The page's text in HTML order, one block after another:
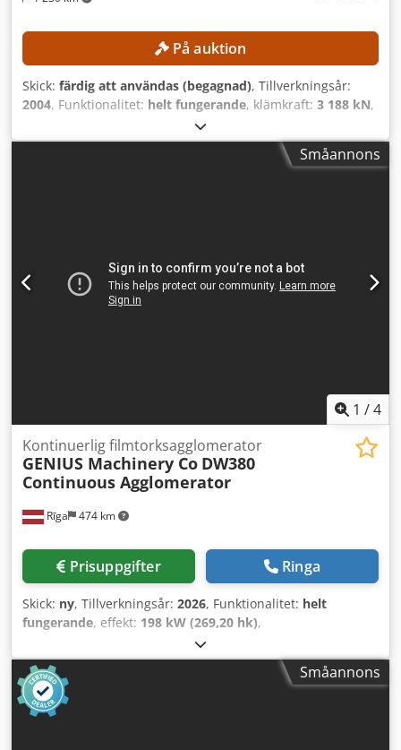
På auktion
Skick: färdig att användas (begagnad), Tillverkningsår:
2004, Funktionalitet: helt fungerande, klämkraft: 3 188 kN,
, skruvtransportörens diameter:
130 mm, produktionskapacitet:17 000 enhet/t, TEKNISKA
DETALJER Låsningstryck: 320 t Sprutvikt: 6 935 g
1881 (kort modell, 28 mm flaskhalsring, 1,5 liters flaskor)
Alternativ 2: 72 kärnsatser för 27,8 g PCO 1810 eller 1881
(kort modell, 28 mm flaskhalsring, 1,0 liters flaskor)
Småannons
1 /4
Rīga 474 km
Kontinuerlig filmtorksagglomerator
GENIUS Machinery Co DW380
Continuous Agglomerator
Prisuppgifter Ringa
Skick: ny, Tillverkningsår: 2026, Funktionalitet: helt
fungerande, effekt: 198 kW (269,20 hk),
Plastfilmskruvtorkar / Agglomeratorer är en avgörande del
av tvättlinjer för plastfilm. Tvättade filmer behåller normalt
upp till 40 % fukt efter tvättprocessen. Hög fukthalt
påverkar effektiviteten och produktionen i den
efterföljande extrudering- och pelleteringsprocessen
Småannons